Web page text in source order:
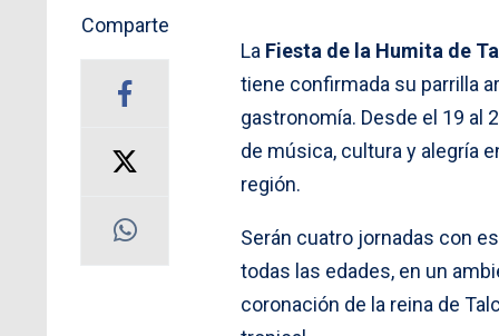
Comparte
La Fiesta de la Humita de
tiene confirmada su parrilla
gastronomía. Desde el 19 al
de música, cultura y alegría
región.
Serán cuatro jornadas con
todas las edades, en un
coronación de la reina de